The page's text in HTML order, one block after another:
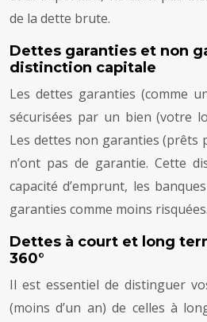
de la dette brute.
Dettes garanties et non
distinction capitale
Les dettes garanties (comme
sécurisées par un bien (votre
Les dettes non garanties (prêts
n’ont pas de garantie. Cette
capacité d’emprunt, les
garanties comme moins risquées.
Dettes à court et long
360°
Il est essentiel de distinguer
(moins d’un an) de celles à